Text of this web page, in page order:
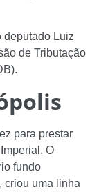
deputado Luiz
de Tributação
para prestar
O
fundo
criou uma linha